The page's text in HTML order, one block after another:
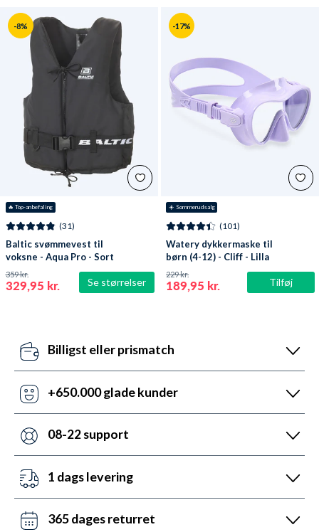
-8%
🔥 Top-anbefaling
Se størrelser
(31)
Baltic svømmevest til
voksne - Aqua Pro - Sort
329,95 kr.
359 kr.
-17%
☀️ Sommerudsalg
Tilføj
(101)
Watery dykkermaske til
børn (4-12) - Cliff - Lilla
189,95 kr.
229 kr.
Billigst eller prismatch
Vores pris-robotter opdaterer dagligt alle vores
priser ift. konkurrenterne. Misser de, så udnyt vores
+650.000 glade kunder
Med +6 år i markedet, så har vi hjulpet flere end
nogen andre med udstyr til vandsport. Heldigvis kan
08-22 support
Vi er sat i verden for at hjælpe. Derfor er vores
kundeservice åben mandag til fredag fra 08 til 22.
1 dags levering
Det kan du opnå ved bestilling før kl. 22:00 alle ugens
dage - også i weekenden. Vi sender med DAO, Bring
365 dages returret